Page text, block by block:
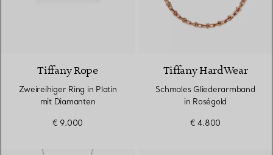
Tiffany Rope
Zweireihiger Ring in Platin
mit Diamanten
€ 9.000
Tiffany HardWear
Schmales Gliederarmband
in Roségold
€ 4.800